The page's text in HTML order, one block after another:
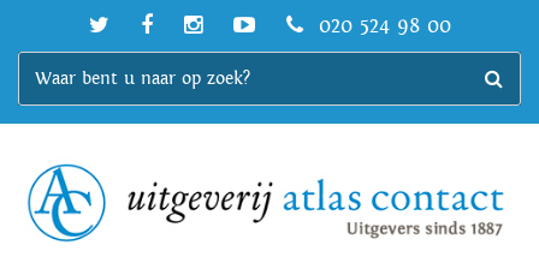
020 524 98 00